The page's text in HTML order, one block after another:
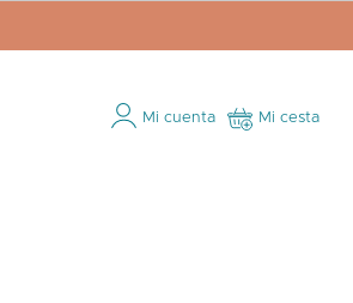
Mi cuenta Mi cesta